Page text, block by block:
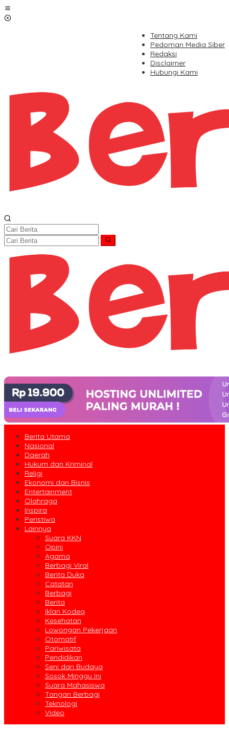
Lewati
ke
Tentang Kami
Pedoman Media Siber
Redaksi
Disclaimer
Hubungi Kami
Berita Utama
Nasional
Daerah
Hukum dan Kriminal
Religi
Ekonomi dan Bisnis
Entertainment
Olahraga
Inspira
Peristiwa
Lainnya
Suara KKN
Opini
Agama
Berbagi Viral
Berita Duka
Catatan
Berbagi
Berita
Iklan Kodeq
Kesehatan
Lowongan Pekerjaan
Otomatif
Pariwisata
Pendidikan
Seni dan Budaya
Sosok Minggu Ini
Suara Mahasiswa
Tangan Berbagi
Teknologi
Video